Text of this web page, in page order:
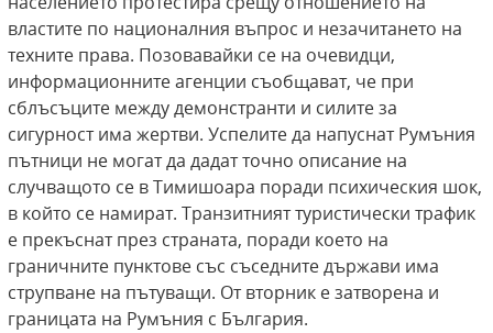
властите по националния въпрос и незачитането на
техните права. Позовавайки се на очевидци,
информационните агенции съобщават, че при
сблъсъците между демонстранти и силите за
сигурност има жертви. Успелите да напуснат Румъния
пътници не могат да дадат точно описание на
случващото се в Тимишоара поради психическия шок,
в който се намират. Транзитният туристически трафик
е прекъснат през страната, поради което на
граничните пунктове със съседните държави има
струпване на пътуващи. От вторник е затворена и
границата на Румъния с България.